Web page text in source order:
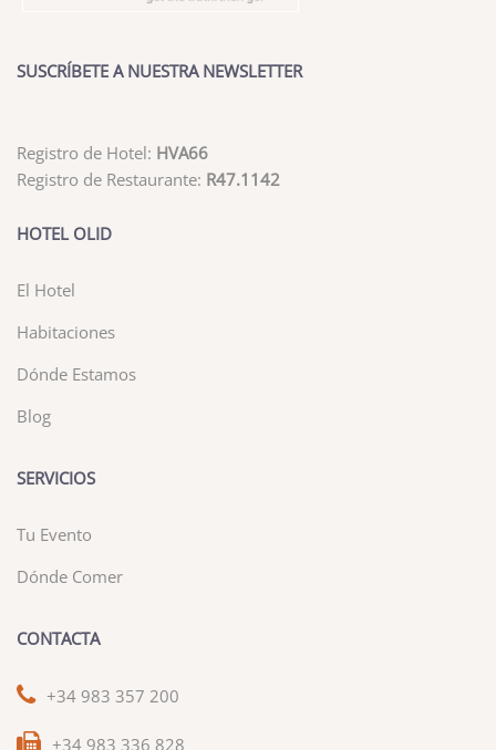
SUSCRÍBETE A NUESTRA NEWSLETTER
Registro de Hotel: HVA66
Registro de Restaurante: R47.1142
HOTEL OLID
El Hotel
Habitaciones
Dónde Estamos
Blog
SERVICIOS
Tu Evento
Dónde Comer
CONTACTA
+34 983 357 200
+34 983 336 828